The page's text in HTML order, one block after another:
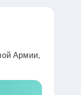
Армии,